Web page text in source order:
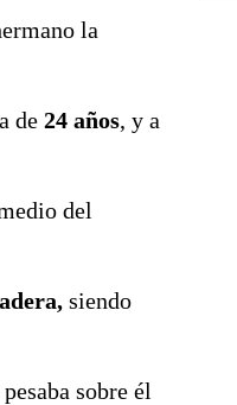
la
de 24 años, y a
del
siendo
sobre él